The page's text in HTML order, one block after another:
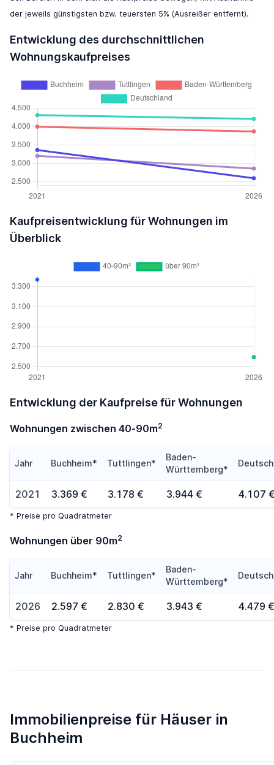
der jeweils günstigsten bzw. teuersten 5% (Ausreißer entfernt).
Entwicklung des durchschnittlichen
Wohnungskaufpreises
Kaufpreisentwicklung für Wohnungen im
Überblick
Entwicklung der Kaufpreise für Wohnungen
Wohnungen zwischen 40-90m2
Jahr Buchheim* Tuttlingen*
Baden-
Württemberg*
2021 3.369 € 3.178 € 3.944 € 4.107
* Preise pro Quadratmeter
Wohnungen über 90m2
Jahr Buchheim* Tuttlingen*
Baden-
Württemberg*
2026 2.597 € 2.830 € 3.943 € 4.479 €
* Preise pro Quadratmeter
Immobilienpreise für Häuser in
Buchheim